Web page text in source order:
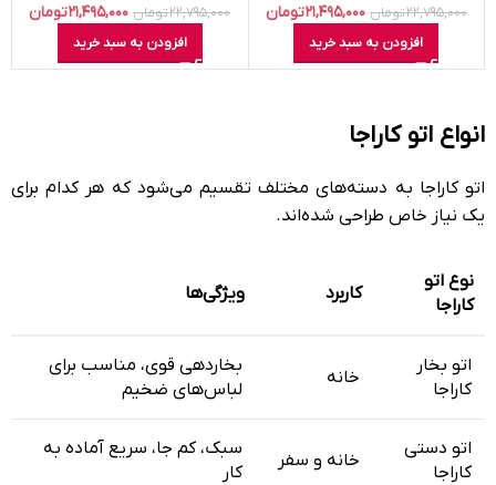
۲۲,۷۹۵,۰۰۰تومان ۲۱,۴۹۵,۰۰۰تومان
افزودن به سبد خرید
۲۲,۷۹۵,۰۰۰تومان ۲۱,۴۹۵,۰۰۰تومان
افزودن به سبد خرید
انواع اتو کاراجا
اتو کاراجا به دسته‌های مختلف تقسیم می‌شود که هر کدام برای
یک نیاز خاص طراحی شده‌اند.
نوع اتو
کاراجا
کاربرد ویژگی‌ها
اتو بخار
کاراجا
خانه
بخاردهی قوی، مناسب برای
لباس‌های ضخیم
اتو دستی
کاراجا
خانه و سفر
سبک، کم جا، سریع آماده به
کار